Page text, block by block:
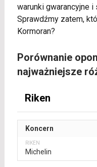
warunki gwarancyjne
Sprawdźmy zatem,
Kormoran?
Porównanie
najważniejsze
Riken
Koncern
Michelin